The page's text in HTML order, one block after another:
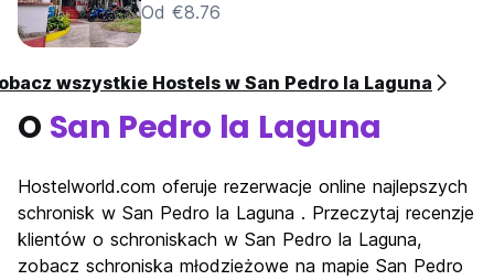
Od €8.76
wszystkie Hostels w San Pedro la Laguna
O San Pedro la Laguna
Hostelworld.com oferuje rezerwacje online najlepszych
schronisk w San Pedro la Laguna . Przeczytaj recenzje
klientów o schroniskach w San Pedro la Laguna,
zobacz schroniska młodzieżowe na mapie San Pedro